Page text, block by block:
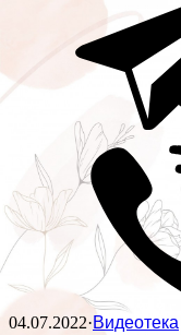
04.07.2022·Видеотека